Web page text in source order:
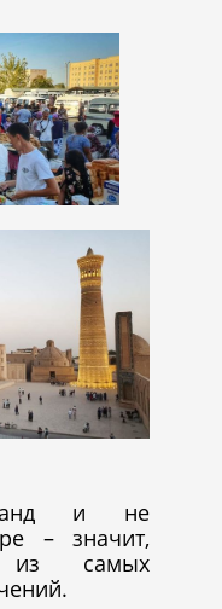
и не
– значит,
из самых